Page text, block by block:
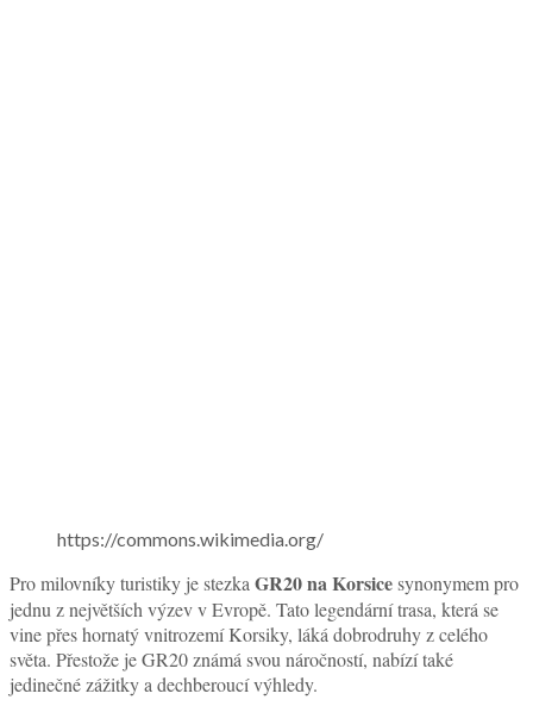
https://commons.wikimedia.org/
Pro milovníky turistiky je stezka GR20 na Korsicesynonymem pro
jednu z největších výzev v Evropě. Tato legendární trasa, která se
vine přes hornatý vnitrozemí Korsiky, láká dobrodruhy z celého
světa. Přestože je GR20 známá svou náročností, nabízí také
jedinečné zážitky a dechberoucí výhledy.